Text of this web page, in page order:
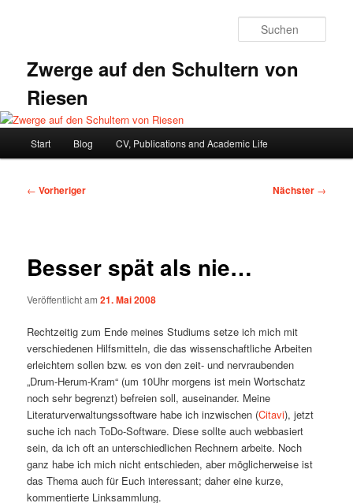
Zwerge auf den Schultern von
Riesen
Start Blog CV, Publications and Academic Life
Beitragsnavigation
← Vorheriger Nächster →
Besser spät als nie…
Veröffentlicht am21. Mai 2008
Rechtzeitig zum Ende meines Studiums setze ich mich mit
verschiedenen Hilfsmitteln, die das wissenschaftliche Arbeiten
erleichtern sollen bzw. es von den zeit- und nervraubenden
„Drum-Herum-Kram“ (um 10Uhr morgens ist mein Wortschatz
noch sehr begrenzt) befreien soll, auseinander. Meine
Literaturverwaltungssoftware habe ich inzwischen (Citavi), jetzt
suche ich nach ToDo-Software. Diese sollte auch webbasiert
sein, da ich oft an unterschiedlichen Rechnern arbeite. Noch
ganz habe ich mich nicht entschieden, aber möglicherweise ist
das Thema auch für Euch interessant; daher eine kurze,
kommentierte Linksammlung.